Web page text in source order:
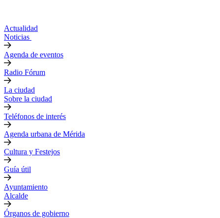
Actualidad
Noticias
Agenda de eventos
Radio Fórum
La ciudad
Sobre la ciudad
Teléfonos de interés
Agenda urbana de Mérida
Cultura y Festejos
Guía útil
Ayuntamiento
Alcalde
Órganos de gobierno